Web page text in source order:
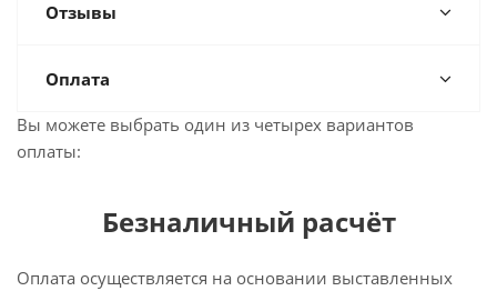
Отзывы
Оплата
Вы можете выбрать один из четырех вариантов
оплаты:
Безналичный расчёт
Оплата осуществляется на основании выставленных